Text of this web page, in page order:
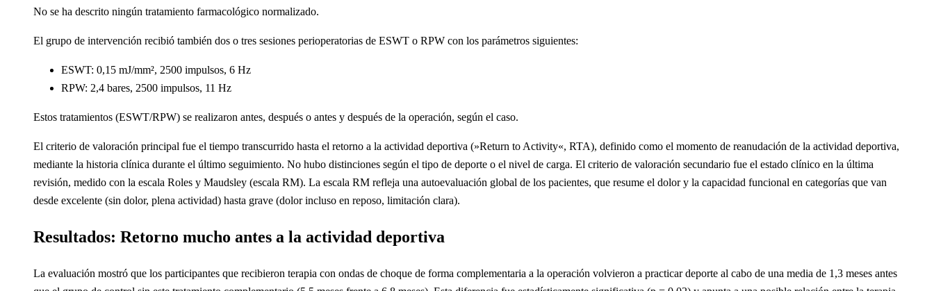
No se ha descrito ningún tratamiento farmacológico normalizado.
El grupo de intervención recibió también dos o tres sesiones perioperatorias de ESWT o RPW con los parámetros siguientes:
ESWT: 0,15 mJ/mm², 2500 impulsos, 6 Hz
RPW: 2,4 bares, 2500 impulsos, 11 Hz
Estos tratamientos (ESWT/RPW) se realizaron antes, después o antes y después de la operación, según el caso.
El criterio de valoración principal fue el tiempo transcurrido hasta el retorno a la actividad deportiva (»Return to Activity«, RTA), definido como el momento de reanudación de la actividad deportiva,
mediante la historia clínica durante el último seguimiento. No hubo distinciones según el tipo de deporte o el nivel de carga. El criterio de valoración secundario fue el estado clínico en la última
revisión, medido con la escala Roles y Maudsley (escala RM). La escala RM refleja una autoevaluación global de los pacientes, que resume el dolor y la capacidad funcional en categorías que van
desde excelente (sin dolor, plena actividad) hasta grave (dolor incluso en reposo, limitación clara).
Resultados: Retorno mucho antes a la actividad deportiva
La evaluación mostró que los participantes que recibieron terapia con ondas de choque de forma complementaria a la operación volvieron a practicar deporte al cabo de una media de 1,3 meses antes